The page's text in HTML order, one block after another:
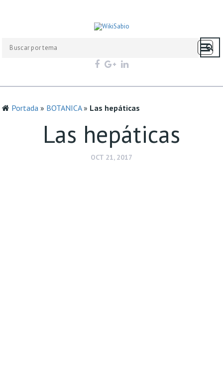
Portada » BOTANICA» Las hepáticas
Las hepáticas
OCT 21, 2017